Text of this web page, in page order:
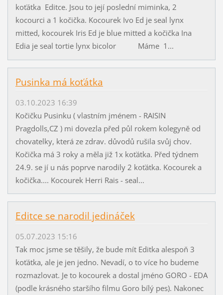
koťátka Editce. Jsou to její poslední miminka, 2
kocourci a 1 kočička. Kocourek Ivo Ed je seal lynx
mitted, kocourek Iris Ed je blue mitted a kočička Ina
Edia je seal tortie lynx bicolor Máme 1...
Pusinka má koťátka
03.10.2023 16:39
Kočičku Pusinku ( vlastním jménem - RAISIN
Pragdolls,CZ ) mi dovezla před půl rokem kolegyně od
chovatelky, která ze zdrav. důvodů rušila svůj chov.
Kočička má 3 roky a měla již 1x koťátka. Před týdnem
24.9. se jí u nás poprve narodily 2 koťátka. Kocourek a
kočička.... Kocourek Herri Rais - seal...
Editce se narodil jedináček
05.07.2023 15:16
Tak moc jsme se těšily, že bude mít Editka alespoň 3
koťátka, ale je jen jedno. Nevadí, o to více ho budeme
rozmazlovat. Je to kocourek a dostal jméno GORO - EDA
(podle krásného staršího filmu Goro bílý pes). Nakonec